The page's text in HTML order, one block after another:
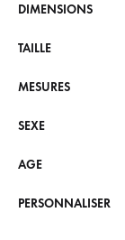
DIMENSIONS
TAILLE
MESURES
SEXE
AGE
PERSONNALISER